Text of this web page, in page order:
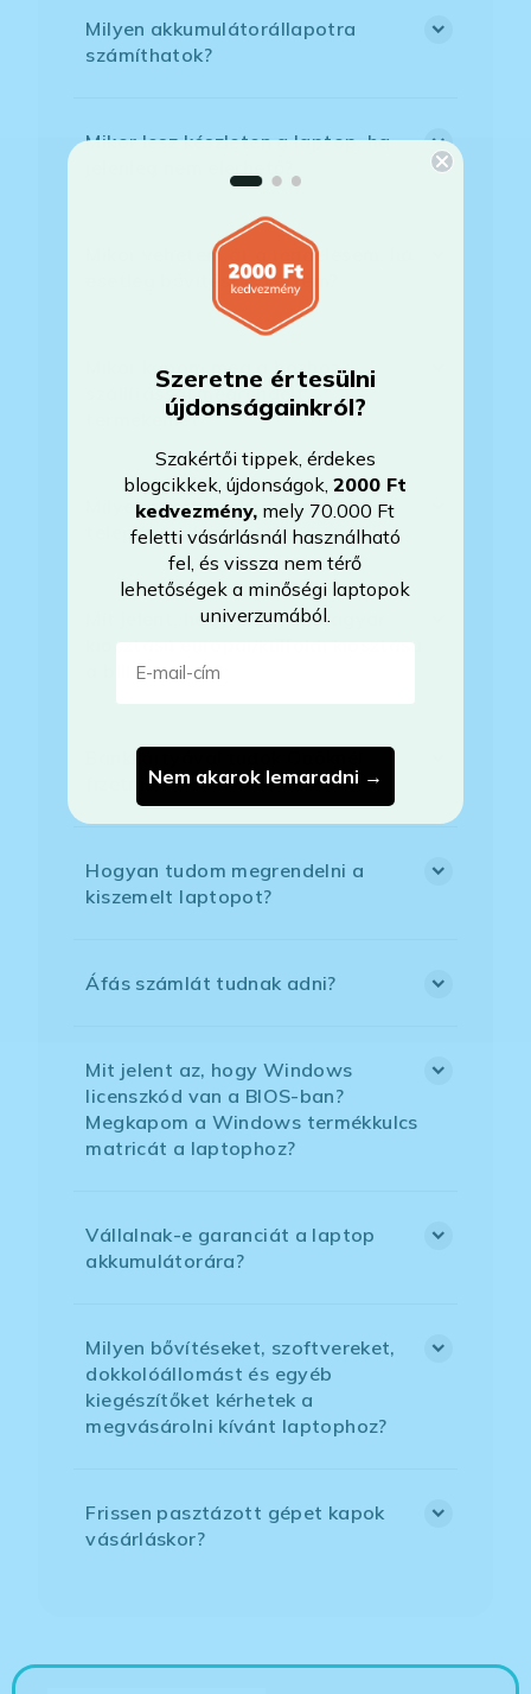
Milyen akkumulátorállapotra
számíthatok?
Mikor lesz készleten a laptop, ha
Mikor vehetem át a rendelésem, ha
esetleg bővítést is kértem?
Mikor kapom meg a házhoz
szállítással megrendelt
termékemet?
Milyen szoftverek vannak előre
telepítve a laptopra?
Mit jelent, hogy magyar/magyar
kiosztású európai/külföldi kiosztású
a billentyűzet?
Bankkártyával tudok Önöknél
fizetni?
Hogyan tudom megrendelni a
kiszemelt laptopot?
Áfás számlát tudnak adni?
Mit jelent az, hogy Windows
licenszkód van a BIOS-ban?
Megkapom a Windows termékkulcs
matricát a laptophoz?
Vállalnak-e garanciát a laptop
akkumulátorára?
Milyen bővítéseket, szoftvereket,
dokkolóállomást és egyéb
kiegészítőket kérhetek a
megvásárolni kívánt laptophoz?
Frissen pasztázott gépet kapok
vásárláskor?
Szeretne értesülni
újdonságainkról?
Szakértői tippek, érdekes
blogcikkek, újdonságok,2000 Ft
kedvezmény, mely 70.000 Ft
feletti vásárlásnál használható
fel, és vissza nem térő
lehetőségek a minőségi laptopok
univerzumából.
Nem akarok lemaradni →